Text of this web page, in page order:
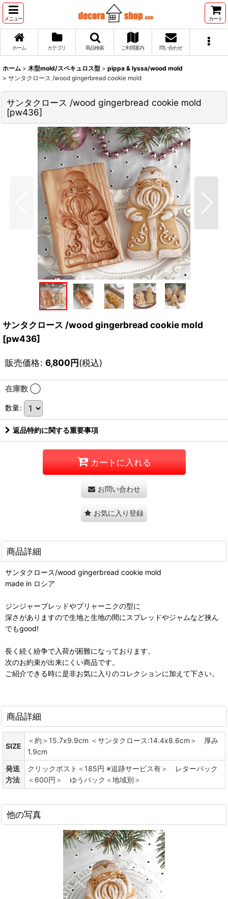
メニュー カート
ホーム カテゴリ 商品検索 ご利用案内 問い合わせ
ホーム > 木型mold/スペキュロス型 > pippa & lyssa/wood mold
> サンタクロース /wood gingerbread cookie mold
サンタクロース /wood gingerbread cookie mold
[pw436]
サンタクロース /wood gingerbread cookie mold
[pw436]
販売価格: 6,800円(税込)
在庫数 ◯
数量:
返品特約に関する重要事項
カートに入れる
お問い合わせ
お気に入り登録
商品詳細
サンタクロース/wood gingerbread cookie mold
made in ロシア
ジンジャーブレッドやプリャーニクの型に
深さがありますので生地と生地の間にスプレッドやジャムなど挟ん
でもgood!
長く続く紛争で入荷が困難になっております。
次のお約束が出来にくい商品です。
ご紹介できる時に是非お気に入りのコレクションに加えて下さい。
商品詳細
SIZE
＜約＞15.7x9.9cm ＜サンタクロース:14.4x8.6cm＞ 厚み
1.9cm
発送
方法
クリックポスト＜185円 ※追跡サービス有＞ レターパック
＜600円＞ ゆうパック＜地域別＞
他の写真